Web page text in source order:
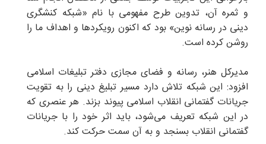
و ثمره آن، تدوین طرح مفهومی با نام «شبکه کنشگری
دینی در رسانه نوین» بود که اکنون رویکردها و اهداف ما را
روشن کرده است.
مدیرکل هنر، رسانه و فضای مجازی دفتر تبلیغات اسلامی
افزود: این شبکه تلاش دارد مسیر تبلیغ دینی را به تقویت
جریانات گفتمانی انقلاب اسلامی پیوند بزند. هر عنصری که
در این شبکه تعریف می‌شود، باید اثر خود را با جریانات
گفتمانی انقلاب بسنجد و به آن سمت حرکت کند.